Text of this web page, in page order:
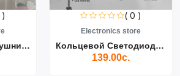
Беспроводные Наушники Air...
( 0 )
Electronics store
Кольцевой Светодиодный Св...
139.00с.